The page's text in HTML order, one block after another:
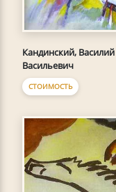
Кандинский, Василий
Васильевич
СТОИМОСТЬ